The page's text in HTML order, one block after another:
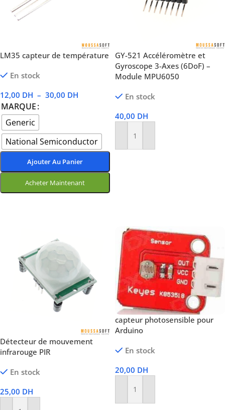
LM35 capteur de température
En stock
12,00 DH – 30,00 DH
MARQUE
Generic
National Semiconductor
Ajouter Au Panier
Acheter Maintenant
GY-521 Accéléromètre et
Gyroscope 3-Axes (6DoF) –
Module MPU6050
En stock
40,00 DH
Ajouter Au Panier
Détecteur de mouvement
infrarouge PIR
En stock
25,00 DH
capteur photosensible pour
Arduino
En stock
20,00 DH
Ajouter Au Panier